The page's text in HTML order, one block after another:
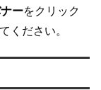
ーをクリック
ください。